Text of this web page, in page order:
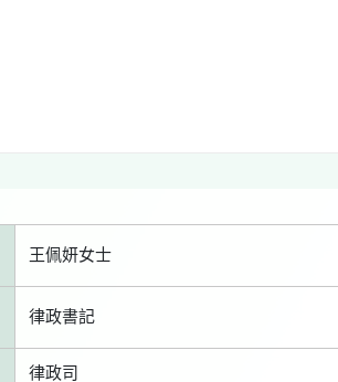
王佩妍女士
律政書記
律政司